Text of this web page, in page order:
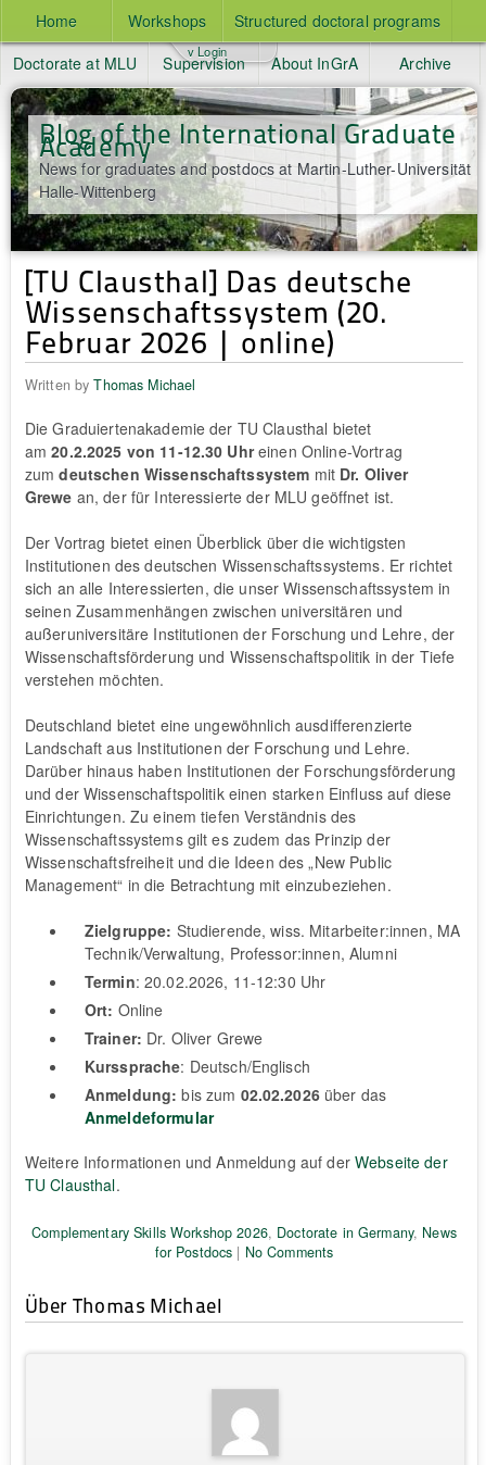
Home Workshops
Structured doctoral programs
Doctorate at MLU
Supervision About InGrA Archive
Blog of the International Graduate
Academy
News for graduates and postdocs at Martin-Luther-Universität
Halle-Wittenberg
v Login
[TU Clausthal] Das deutsche
Wissenschaftssystem (20.
Februar 2026 | online)
Written byThomas Michael
Die Graduiertenakademie der TU Clausthal bietet
am20.2.2025 von 11-12.30 Uhreinen Online-Vortrag
zumdeutschen Wissenschaftssystem mit Dr. Oliver
Grewe an, der für Interessierte der MLU geöffnet ist.
Der Vortrag bietet einen Überblick über die wichtigsten
Institutionen des deutschen Wissenschaftssystems. Er richtet
sich an alle Interessierten, die unser Wissenschaftssystem in
seinen Zusammenhängen zwischen universitären und
außeruniversitäre Institutionen der Forschung und Lehre, der
Wissenschaftsförderung und Wissenschaftspolitik in der Tiefe
verstehen möchten.
Deutschland bietet eine ungewöhnlich ausdifferenzierte
Landschaft aus Institutionen der Forschung und Lehre.
Darüber hinaus haben Institutionen der Forschungsförderung
und der Wissenschaftspolitik einen starken Einfluss auf diese
Einrichtungen. Zu einem tiefen Verständnis des
Wissenschaftssystems gilt es zudem das Prinzip der
Wissenschaftsfreiheit und die Ideen des „New Public
Management“ in die Betrachtung mit einzubeziehen.
Zielgruppe: Studierende, wiss. Mitarbeiter:innen, MA
Technik/Verwaltung, Professor:innen, Alumni
Termin: 20.02.2026, 11-12:30 Uhr
Ort: Online
Trainer: Dr. Oliver Grewe
Kurssprache: Deutsch/Englisch
Anmeldung: bis zum 02.02.2026 über das
Anmeldeformular
Weitere Informationen und Anmeldung auf derWebseite der
TU Clausthal.
Complementary Skills Workshop 2026, Doctorate in Germany, News
for Postdocs | No Comments
Über Thomas Michael